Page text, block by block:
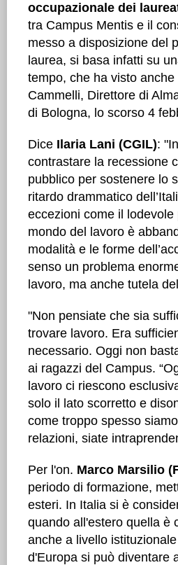
occupazionale dei
tra Campus Mentis e il
messo a disposizione del
laurea, si basa infatti su
tempo, che ha visto
Cammelli, Direttore di
di Bologna, lo scorso 4
Dice Ilaria Lani (CGIL):
contrastare la recessione
pubblico per sostenere lo
ritardo drammatico
eccezioni come il
mondo del lavoro è
modalità e le forme
senso un problema
lavoro, ma anche tutela
"Non pensiate che sia
trovare lavoro. Era
necessario. Oggi non
ai ragazzi del Campus.
lavoro ci riescono
solo il lato scorretto e
come troppo spesso
relazioni, siate
Per l'on. Marco Marsilio
periodo di formazione,
esteri. In Italia si è
quando all'estero quella è
anche a livello
d'Europa si può diventare